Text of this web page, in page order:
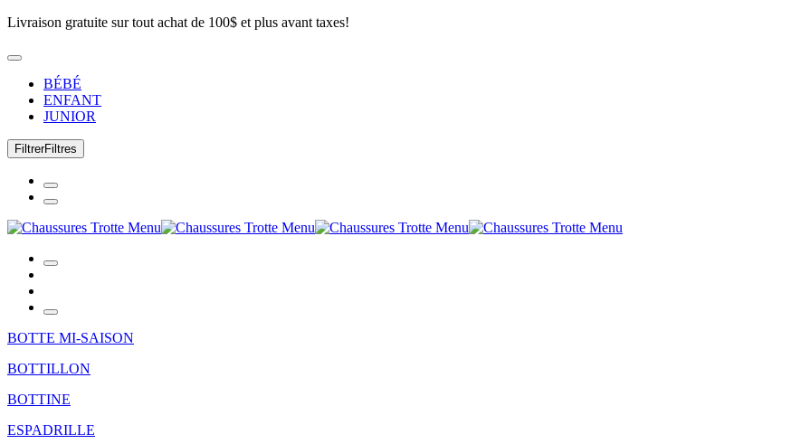
Livraison gratuite sur tout achat de 100$ et plus avant taxes!
BÉBÉ
ENFANT
JUNIOR
FiltrerFiltres
BOTTE MI-SAISON
BOTTILLON
BOTTINE
ESPADRILLE